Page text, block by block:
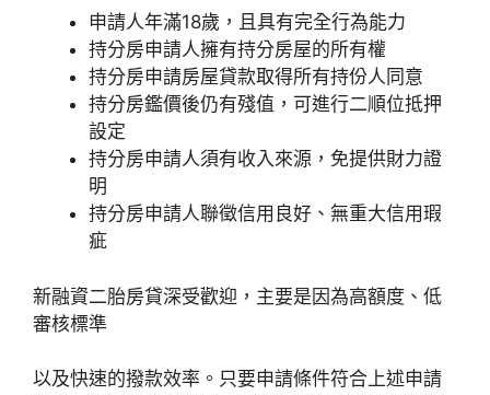
申請人年滿18歲，且具有完全行為能力
持分房申請人擁有持分房屋的所有權
持分房申請房屋貸款取得所有持份人同意
持分房鑑價後仍有殘值，可進行二順位抵押
設定
持分房申請人須有收入來源，免提供財力證
明
持分房申請人聯徵信用良好、無重大信用瑕
疵
新融資二胎房貸深受歡迎，主要是因為高額度、低
審核標準
以及快速的撥款效率。只要申請條件符合上述申請